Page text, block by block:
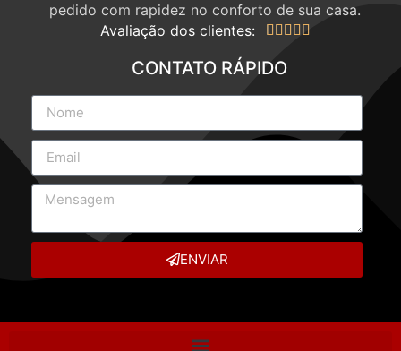
pedido com rapidez no conforto de sua casa.
Avaliação dos clientes:
    
CONTATO RÁPIDO
ENVIAR